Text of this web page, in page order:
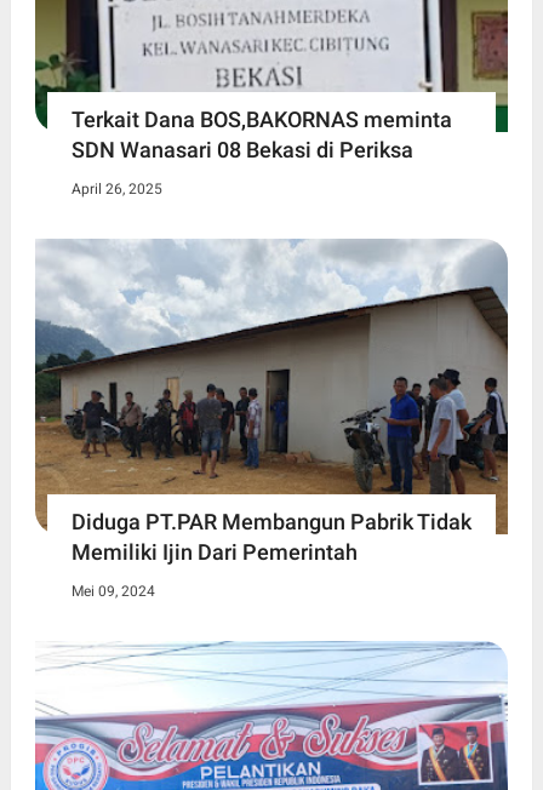
Terkait Dana BOS,BAKORNAS meminta
SDN Wanasari 08 Bekasi di Periksa
April 26, 2025
Diduga PT.PAR Membangun Pabrik Tidak
Memiliki Ijin Dari Pemerintah
Mei 09, 2024